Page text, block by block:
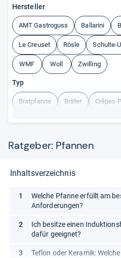
Hersteller
AMT Gastroguss Ballarini
Le Creuset Rösle Schulte-
WMF Woll Zwilling
Typ
Bratpfanne Bräter Crêpes-
Ratgeber: Pfannen
Inhaltsverzeichnis
Welche Pfanne erfüllt am
Anforderungen?
Ich besitze einen
dafür geeignet?
Teflon oder Keramik: